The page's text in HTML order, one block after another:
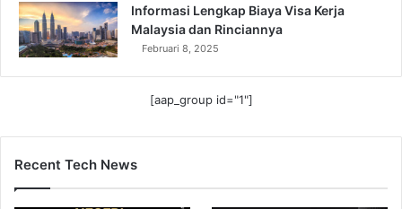
Informasi Lengkap Biaya Visa Kerja
Malaysia dan Rinciannya
Februari 8, 2025
[aap_group id="1"]
Recent Tech News